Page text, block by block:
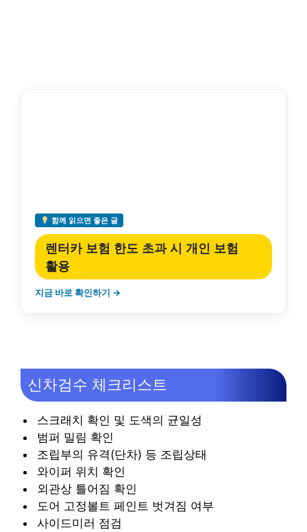
함께 읽으면 좋은 글
렌터카 보험 한도 초과 시 개인 보험
활용
지금 바로 확인하기 →
신차검수 체크리스트
스크래치 확인 및 도색의 균일성
범퍼 밀림 확인
조립부의 유격(단차) 등 조립상태
와이퍼 위치 확인
외관상 틀어짐 확인
도어 고정볼트 페인트 벗겨짐 여부
사이드미러 점검